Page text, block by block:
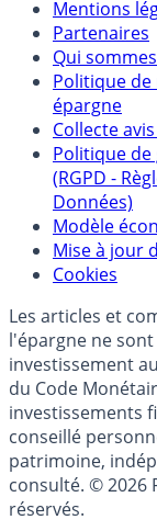
Mentions
Partenaires
Qui
Politique de
épargne
Collecte
Politique de
(RGPD -
Données)
Modèle
Mise à jour
Cookies
Les articles et
l'épargne ne
investissement
du Code
investissements
conseillé
patrimoine,
consulté. © 2026